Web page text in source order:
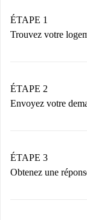
ÉTAPE 1
Trouvez votre
Vous
nécessaires.
ÉTAPE 2
Envoyez votre
Nous ne
n’aura pas
ÉTAPE 3
Obtenez une